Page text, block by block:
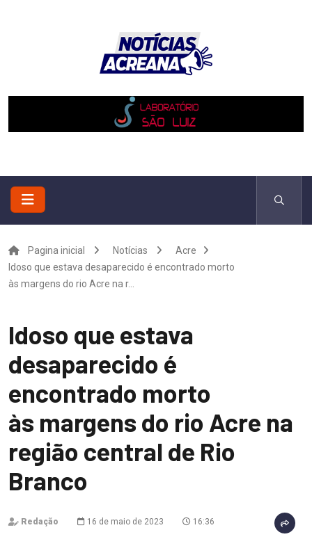
Pagina inicial Notícias
Acre
Idoso que estava desaparecido é encontrado morto
às margens do rio Acre na r...
Idoso que estava
desaparecido é
encontrado morto
às margens do rio Acre na
região central de Rio
Branco
Redação 16 de maio de 2023 16:36